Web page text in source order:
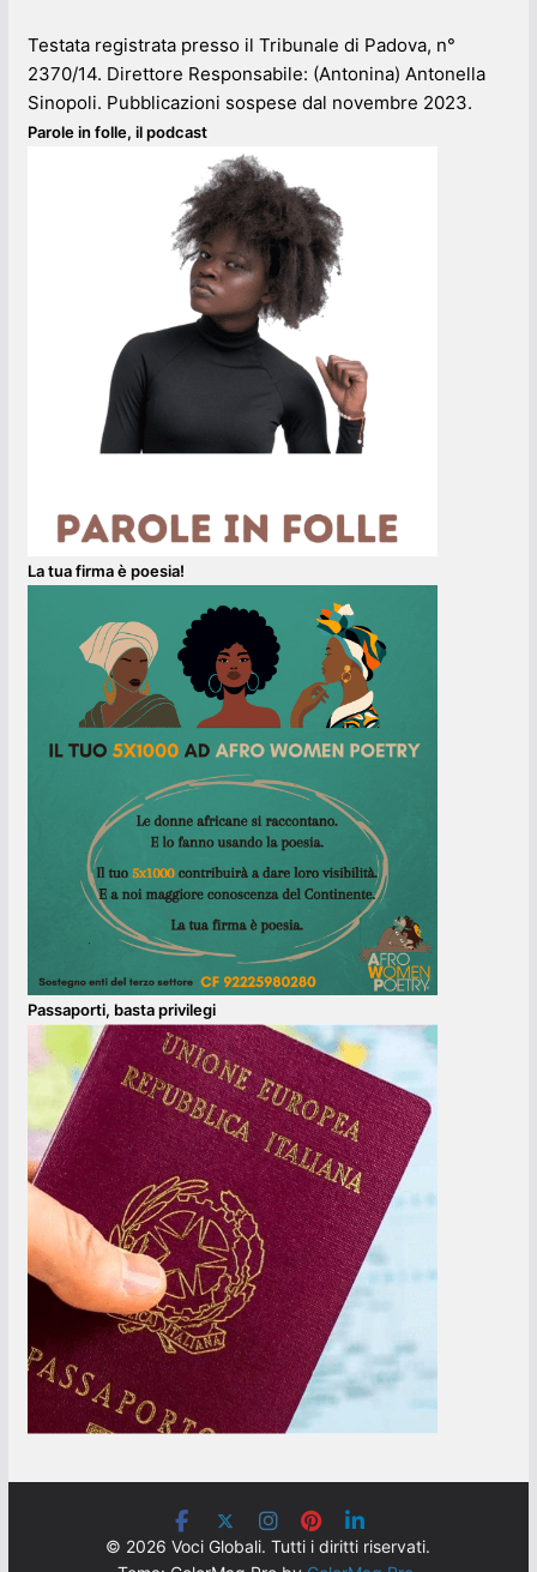
Testata registrata presso il Tribunale di Padova, n°
2370/14. Direttore Responsabile: (Antonina) Antonella
Sinopoli. Pubblicazioni sospese dal novembre 2023.
Parole in folle, il podcast
La tua firma è poesia!
Passaporti, basta privilegi
© 2026 Voci Globali. Tutti i diritti riservati.